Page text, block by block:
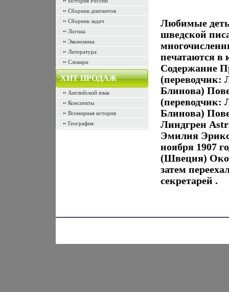
Сборник диктантов
Сборник задач
Логика
Экономика
Литература
Словари
ХИТ ПРОДАЖ
Английский язык
Конспекты
Всемирная история
География
Любимые
шведской
печатаются в
Содержание
(переводчик:
Блинова)
(переводчик:
Блинова)
Линдгрен
Эмилия
ноября 1907
(Швеция)
затем
секретарей .